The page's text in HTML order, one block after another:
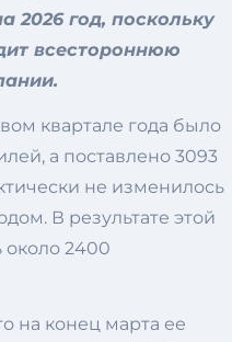
2026 год, поскольку
всестороннюю
квартале года было
а поставлено 3093
не изменилось
В результате этой
около 2400
на конец марта ее